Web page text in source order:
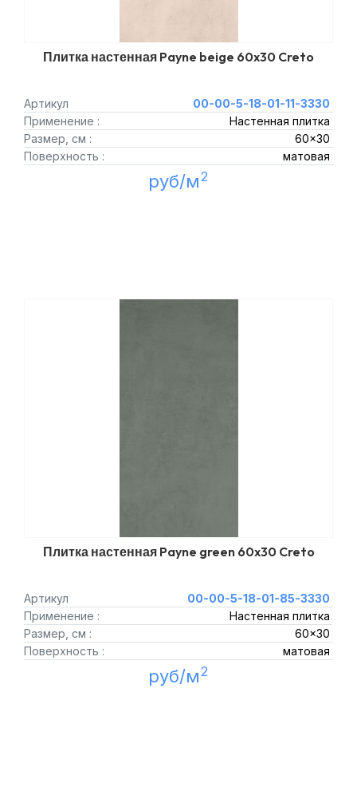
Плитка настенная Payne beige 60x30 Creto
Артикул
00-00-5-18-01-11-3330
Применение :
Настенная плитка
Размер, см :
60x30
Поверхность :
матовая
руб/м2
Плитка настенная Payne green 60x30 Creto
Артикул
00-00-5-18-01-85-3330
Применение :
Настенная плитка
Размер, см :
60x30
Поверхность :
матовая
руб/м2